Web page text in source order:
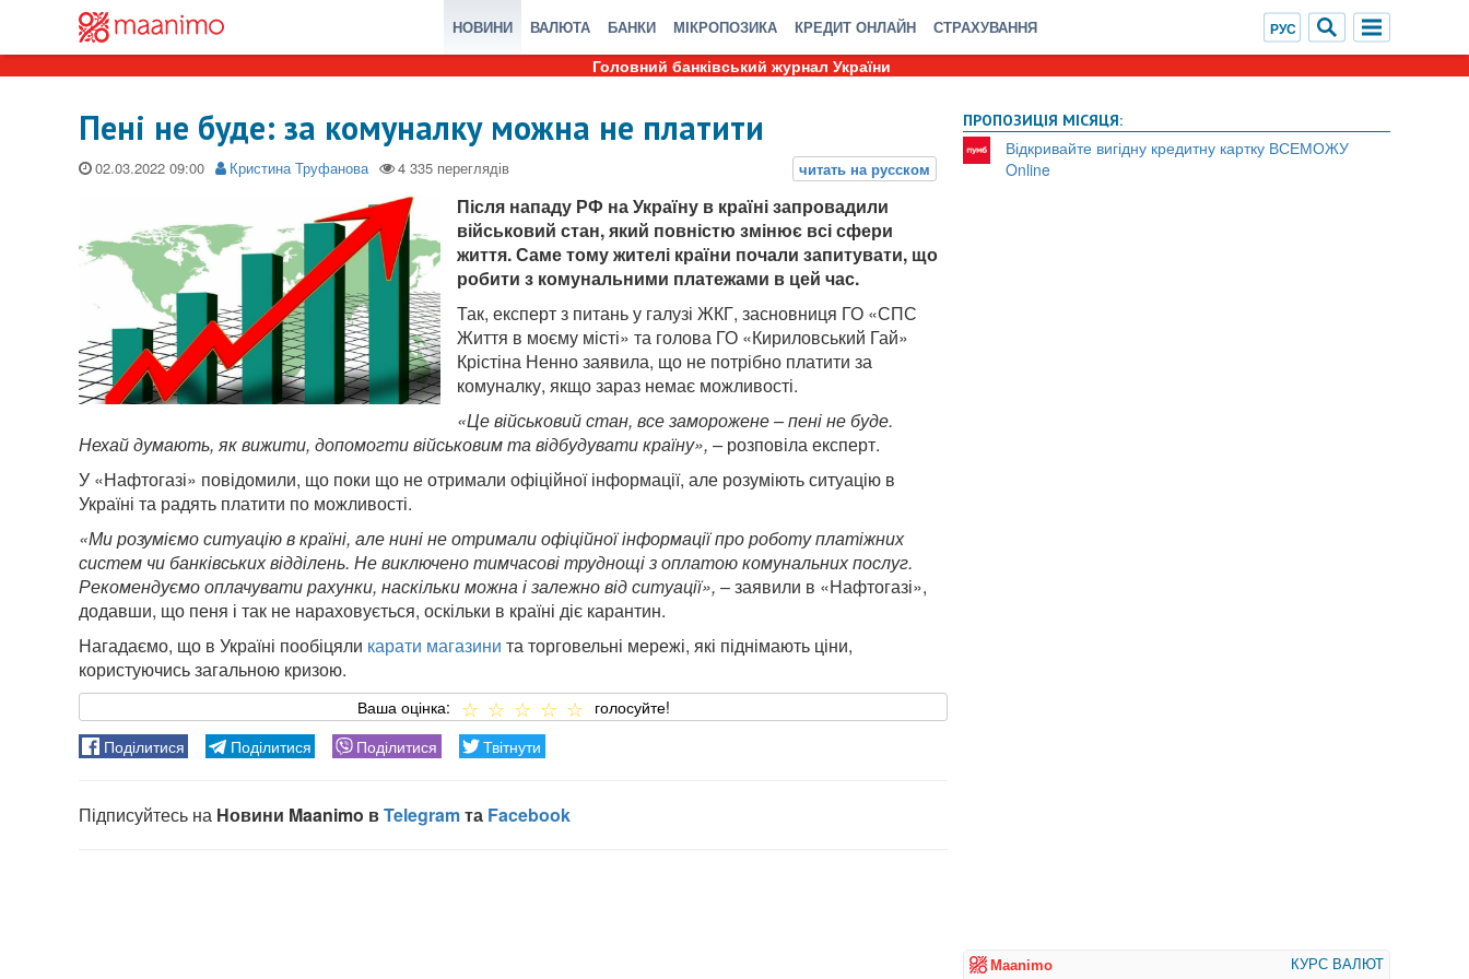
НОВИНИ ВАЛЮТА БАНКИ МІКРОПОЗИКА КРЕДИТ ОНЛАЙН СТРАХУВАННЯ
Головний банківський журнал України
Пені не буде: за комуналку можна не платити
02.03.2022 Кристина Труфанова
Після нападу РФ на Україну в країні запровадили
військовий стан, який повністю змінює всі сфери
життя. Саме тому жителі країни почали запитувати, що
робити з комунальними платежами в цей час.
Так, експерт з питань у галузі ЖКГ, засновниця ГО «СПС
Життя в моєму місті» та голова ГО «Кириловський Гай»
Крістіна Ненно заявила, що не потрібно платити за
комуналку, якщо зараз немає можливості.
«Це військовий стан, все заморожене – пені не буде.
Нехай думають, як вижити, допомогти військовим та відбудувати країну», –розповіла експерт.
У «Нафтогазі» повідомили, що поки що не отримали офіційної інформації, але розуміють ситуацію в
Україні та радять платити по можливості.
«Ми розуміємо ситуацію в країні, але нині не отримали офіційної інформації про роботу платіжних
систем чи банківських відділень. Не виключено тимчасові труднощі з оплатою комунальних послуг.
Рекомендуємо оплачувати рахунки, наскільки можна і залежно від ситуації», – заявили в «Нафтогазі»,
додавши, що пеня і так не нараховується, оскільки в країні діє карантин.
Нагадаємо, що в Україні пообіцяли карати магазини та торговельні мережі, які піднімають ціни,
користуючись загальною кризою.
ПРОПОЗИЦІЯ МІСЯЦЯ:
Відкривайте вигідну кредитну картку ВСЕМОЖУ
Online